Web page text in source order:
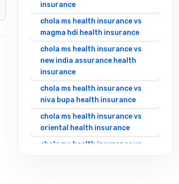
insurance
chola ms health insurance vs
magma hdi health insurance
chola ms health insurance vs
new india assurance health
insurance
chola ms health insurance vs
niva bupa health insurance
chola ms health insurance vs
oriental health insurance
chola ms health insurance vs